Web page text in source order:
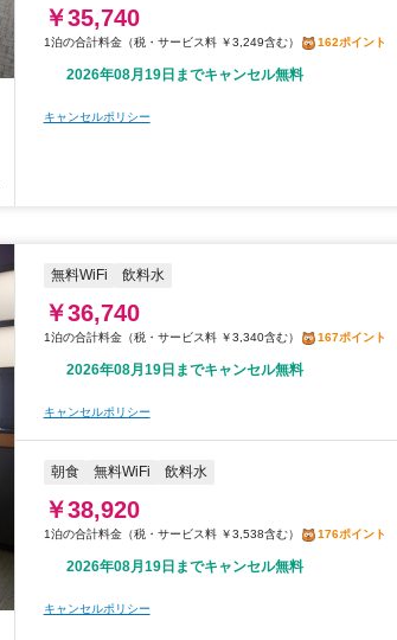
￥35,740
税・サービス料 ￥3,249含む 162ポイント
2026年08月19日までキャンセル無料
キャンセルポリシー
無料WiFi 飲料水
￥36,740
税・サービス料 ￥3,340含む 167ポイント
2026年08月19日までキャンセル無料
キャンセルポリシー
朝食 無料WiFi 飲料水
￥38,920
税・サービス料 ￥3,538含む 176ポイント
2026年08月19日までキャンセル無料
キャンセルポリシー